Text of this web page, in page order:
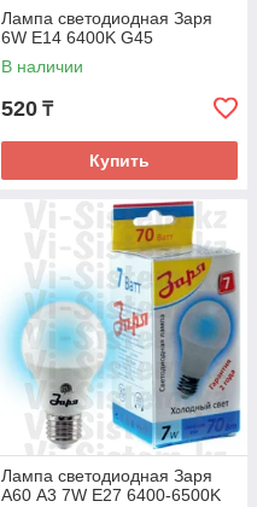
Лампа светодиодная Заря
6W E14 6400K G45
В наличии
520 ₸
Купить
Лампа светодиодная Заря
А60 А3 7W E27 6400-6500K